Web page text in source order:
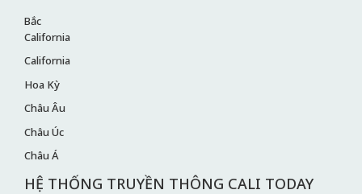
Bắc
California
California
Hoa Kỳ
Châu Âu
Châu Úc
Châu Á
HỆ THỐNG TRUYỀN THÔNG CALI TODAY